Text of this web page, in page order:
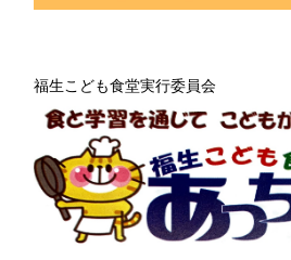
福生こども食堂実行委員会